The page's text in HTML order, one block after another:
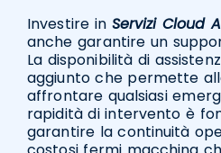
Investire in Servizi Cloud
anche garantire un
La disponibilità di
aggiunto che permette
affrontare qualsiasi
rapidità di intervento è
garantire la continuità